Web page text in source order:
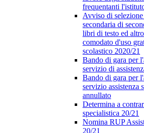
frequentanti
Avviso di
secondaria di
libri di testo ed
comodato d'uso
scolastico 2020/21
Bando di gara per
servizio di
Bando di gara per
servizio assistenza
annullato
Determina a
specialistica 20/21
Nomina RUP
20/21